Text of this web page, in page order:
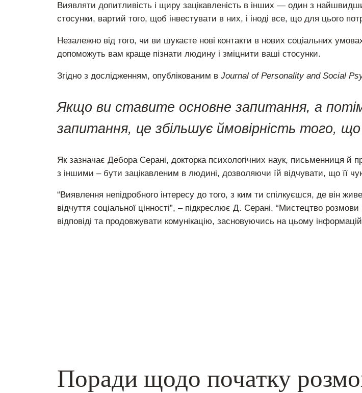
Виявляти допитливість і щиру зацікавленість в інших — один з
стосунки, вартий того, щоб інвестувати в них, і іноді все, що для цього
Незалежно від того, чи ви шукаєте нові контакти в нових соціальних
допоможуть вам краще пізнати людину і зміцнити ваші стосунки.
Згідно з дослідженням, опублікованим в Journal of Personality and Social
Якщо ви ставите основне запитання, а
запитання, це збільшує ймовірність того,
Як зазначає Дебора Серані, докторка психологічних наук, письменниця й
з іншими – бути зацікавленим в людині, дозволяючи їй відчувати, що її
“Виявлення непідробного інтересу до того, з ким ти спілкуєшся, де він
відчуття соціальної цінності”, – підкреслює Д. Серані. “Мистецтво
відповіді та продовжувати комунікацію, засновуючись на цьому
Поради щодо початку